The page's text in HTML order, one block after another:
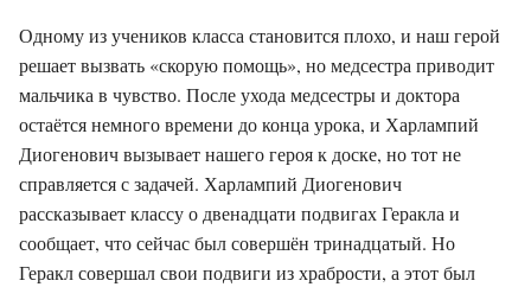
Одному из учеников класса становится плохо, и наш герой
решает вызвать «скорую помощь», но медсестра приводит
мальчика в чувство. После ухода медсестры и доктора
остаётся немного времени до конца урока, и Харлампий
Диогенович вызывает нашего героя к доске, но тот не
справляется с задачей. Харлампий Диогенович
рассказывает классу о двенадцати подвигах Геракла и
сообщает, что сейчас был совершён тринадцатый. Но
Геракл совершал свои подвиги из храбрости, а этот был